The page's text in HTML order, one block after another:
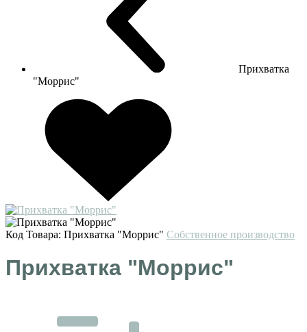
Прихватка
"Моррис"
Код Товара: Прихватка "Моррис" Собственное производство
Прихватка "Моррис"